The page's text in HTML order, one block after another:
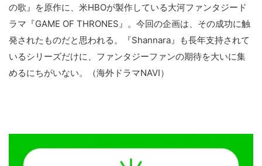
の歌』を原作に、米HBOが製作している大河ファンタジード
ラマ『GAME OF THRONES』。今回の企画は、その成功に触
発されたものだと思われる。『Shannara』も長年支持されて
いるシリーズだけに、ファンタジーファンの期待を大いに集
めるにちがいない。（海外ドラマNAVI）